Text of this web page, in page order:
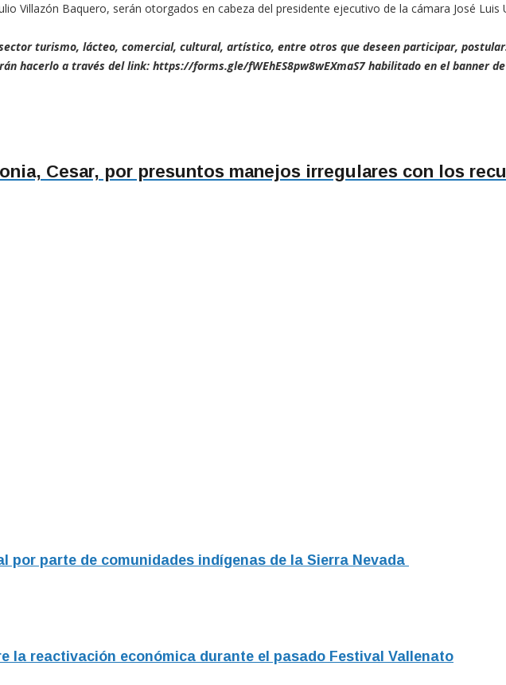
Villazón Baquero, serán otorgados en cabeza del presidente ejecutivo de la cámara José
turismo, lácteo, comercial, cultural, artístico, entre otros que deseen participar,
hacerlo a través del link: https://forms.gle/fWEhES8pw8wEXmaS7 habilitado en el banner
Cesar, por presuntos manejos irregulares con los
por parte de comunidades indígenas de la Sierra Nevada
la reactivación económica durante el pasado Festival Vallenato